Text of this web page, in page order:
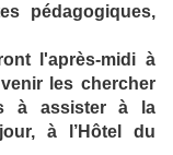
pédagogiques,
l'après-midi à
les chercher
à assister à la
à l’Hôtel du